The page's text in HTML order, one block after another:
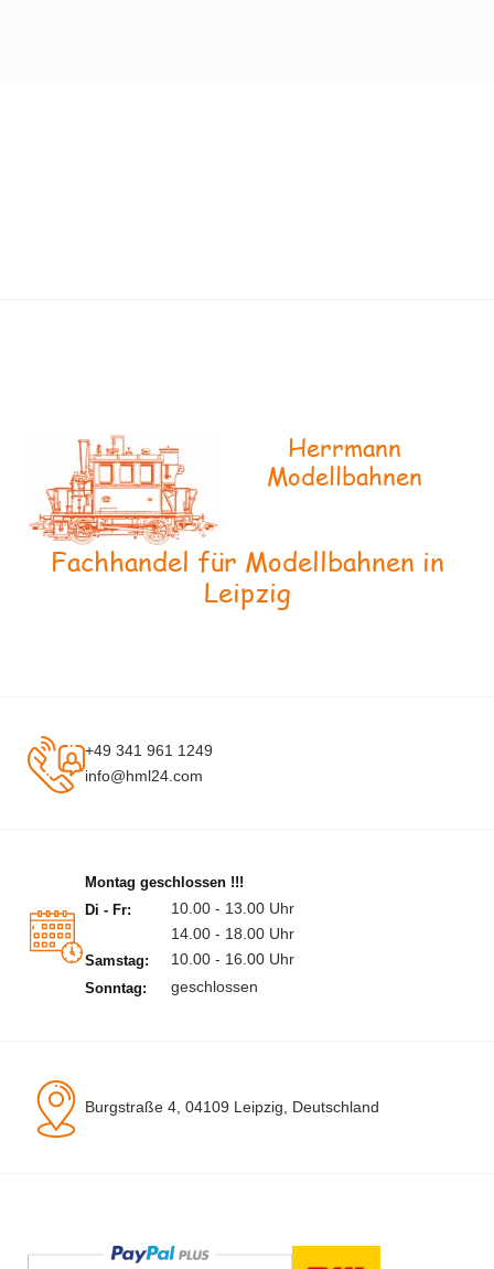
Herrmann
Modellbahnen
Fachhandel für Modellbahnen in
Leipzig
+49 341 961 1249
info@hml24.com
Montag geschlossen !!!
Di - Fr:
10.00 - 13.00 Uhr
14.00 - 18.00 Uhr
Samstag: 10.00 - 16.00 Uhr
Sonntag: geschlossen
Burgstraße 4, 04109 Leipzig, Deutschland